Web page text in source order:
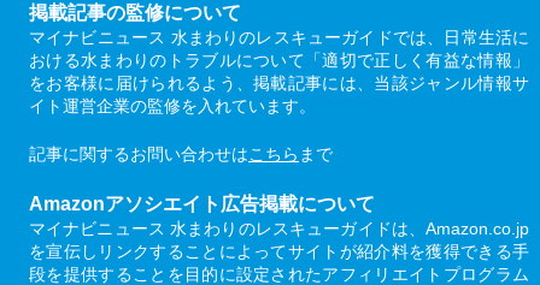
掲載記事の監修について
マイナビニュース 水まわりのレスキューガイドでは、日常生活に
おける水まわりのトラブルについて「適切で正しく有益な情報」
をお客様に届けられるよう、掲載記事には、当該ジャンル情報サ
イト運営企業の監修を入れています。
記事に関するお問い合わせはこちら まで
Amazonアソシエイト広告掲載について
マイナビニュース 水まわりのレスキューガイドは、Amazon.co.jp
を宣伝しリンクすることによってサイトが紹介料を獲得できる手
段を提供することを目的に設定されたアフィリエイトプログラム